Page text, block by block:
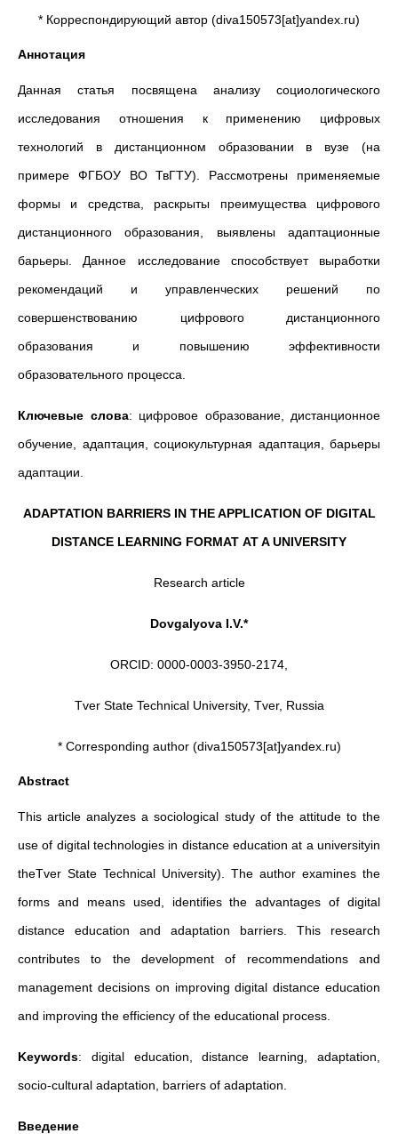
* Корреспондирующий автор (diva150573[at]yandex.ru)
Аннотация
Данная статья посвящена анализу социологического
исследования отношения к применению цифровых
технологий в дистанционном образовании в вузе (на
примере ФГБОУ ВО ТвГТУ). Рассмотрены применяемые
формы и средства, раскрыты преимущества цифрового
дистанционного образования, выявлены адаптационные
барьеры. Данное исследование способствует выработки
рекомендаций и управленческих решений по
совершенствованию цифрового дистанционного
образования и повышению эффективности
образовательного процесса.
Ключевые слова: цифровое образование, дистанционное
обучение, адаптация, социокультурная адаптация, барьеры
адаптации.
ADAPTATION BARRIERS IN THE APPLICATION OF DIGITAL
DISTANCE LEARNING FORMAT AT A UNIVERSITY
Research article
Dovgalyova I.V.*
ORCID: 0000-0003-3950-2174,
Tver State Technical University, Tver, Russia
* Corresponding author (diva150573[at]yandex.ru)
Abstract
This article analyzes a sociological study of the attitude to the
use of digital technologies in distance education at a universityin
theTver State Technical University). The author examines the
forms and means used, identifies the advantages of digital
distance education and adaptation barriers. This research
contributes to the development of recommendations and
management decisions on improving digital distance education
and improving the efficiency of the educational process.
Keywords: digital education, distance learning, adaptation,
socio-cultural adaptation, barriers of adaptation.
Введение